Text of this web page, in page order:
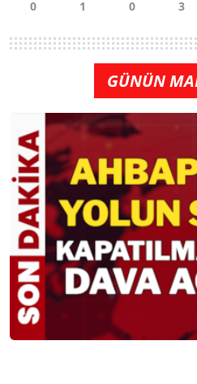
GÜNÜN